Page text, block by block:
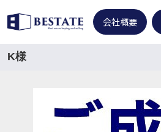
会社概要
K様